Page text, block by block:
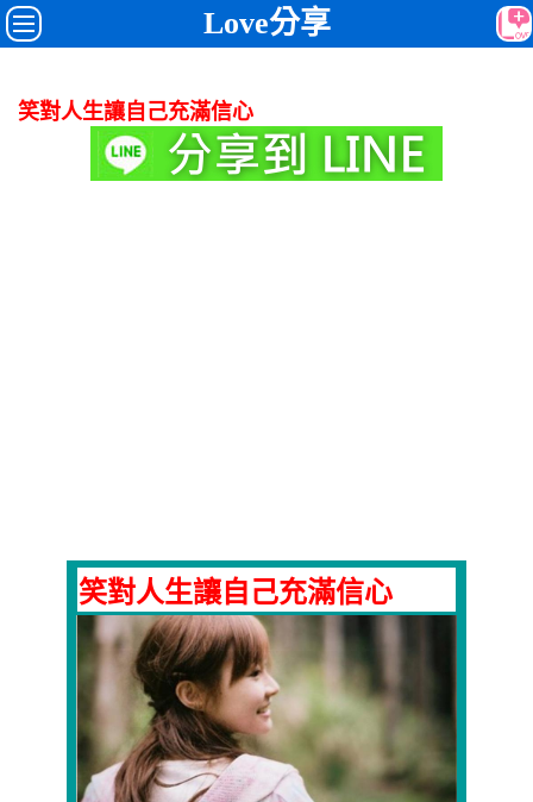
Love分享
笑對人生讓自己充滿信心
笑對人生讓自己充滿信心